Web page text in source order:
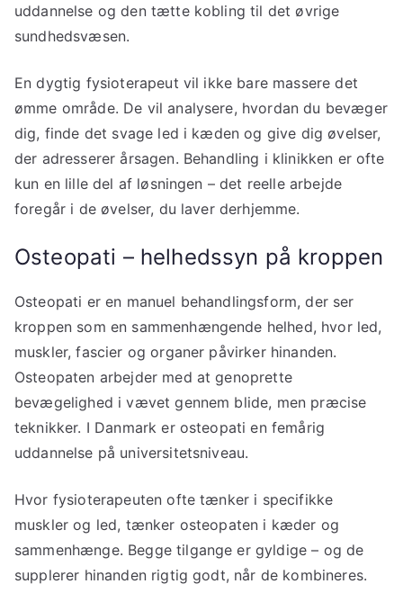
uddannelse og den tætte kobling til det øvrige
sundhedsvæsen.
En dygtig fysioterapeut vil ikke bare massere det
ømme område. De vil analysere, hvordan du bevæger
dig, finde det svage led i kæden og give dig øvelser,
der adresserer årsagen. Behandling i klinikken er ofte
kun en lille del af løsningen – det reelle arbejde
foregår i de øvelser, du laver derhjemme.
Osteopati – helhedssyn på kroppen
Osteopati er en manuel behandlingsform, der ser
kroppen som en sammenhængende helhed, hvor led,
muskler, fascier og organer påvirker hinanden.
Osteopaten arbejder med at genoprette
bevægelighed i vævet gennem blide, men præcise
teknikker. I Danmark er osteopati en femårig
uddannelse på universitetsniveau.
Hvor fysioterapeuten ofte tænker i specifikke
muskler og led, tænker osteopaten i kæder og
sammenhænge. Begge tilgange er gyldige – og de
supplerer hinanden rigtig godt, når de kombineres.